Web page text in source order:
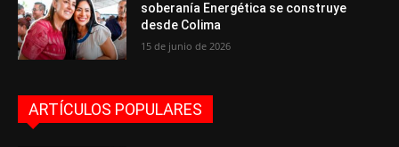
soberanía Energética se construye
desde Colima
15 de junio de 2026
ARTÍCULOS POPULARES